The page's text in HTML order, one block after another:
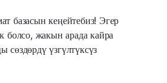
базасын кеңейтебиз! Эгер
болсо, жакын арада кайра
үзгүлтүксүз